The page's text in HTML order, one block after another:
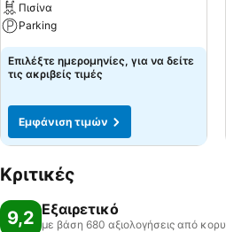
Πισίνα
Parking
Επιλέξτε ημερομηνίες, για να δείτε
τις ακριβείς τιμές
Εμφάνιση τιμών
Κριτικές
9,2 Εξαιρετικό
με βάση 680 αξιολογήσεις από